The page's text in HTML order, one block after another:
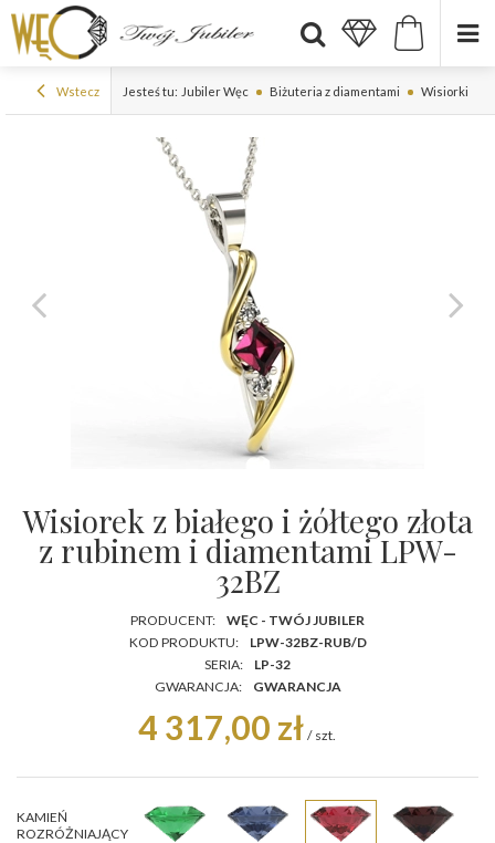
Wstecz Jesteś tu: Jubiler Węc Biżuteria z diamentami Wisiorki
Wisiorek z białego i żółtego złota
z rubinem i diamentami LPW-
32BZ
PRODUCENT:
WĘC - TWÓJ JUBILER
KOD PRODUKTU:
LPW-32BZ-RUB/D
SERIA:
LP-32
GWARANCJA:
GWARANCJA
4 317,00 zł / szt.
KAMIEŃ
ROZRÓŻNIAJĄCY